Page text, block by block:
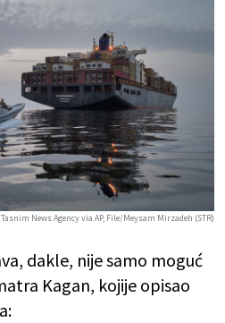
News Agency via AP, File/Meysam Mirzadeh (STR)
dakle, nije samo moguć
Kagan, kojije opisao